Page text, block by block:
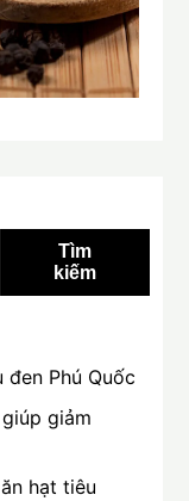
Tìm
kiếm
Phú Quốc
giảm
hạt tiêu